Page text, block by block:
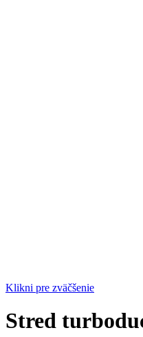
Klikni pre zväčšenie
Stred